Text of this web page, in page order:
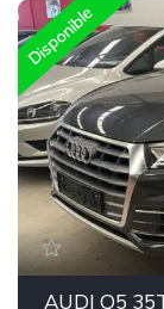
Disponible
AUDI Q5